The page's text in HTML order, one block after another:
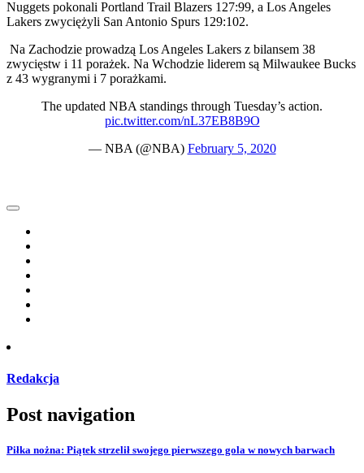
Nuggets pokonali Portland Trail Blazers 127:99, a Los Angeles
Lakers zwyciężyli San Antonio Spurs 129:102.
Na Zachodzie prowadzą Los Angeles Lakers z bilansem 38
zwycięstw i 11 porażek. Na Wchodzie liderem są Milwaukee Bucks
z 43 wygranymi i 7 porażkami.
The updated NBA standings through Tuesday’s action.
pic.twitter.com/nL37EB8B9O
— NBA (@NBA) February 5, 2020
Redakcja
Post navigation
Piłka nożna: Piątek strzelił swojego pierwszego gola w nowych barwach